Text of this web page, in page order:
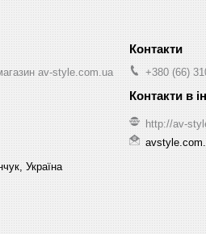
av-style.com.ua
Україна
+380 (66)
http://av-